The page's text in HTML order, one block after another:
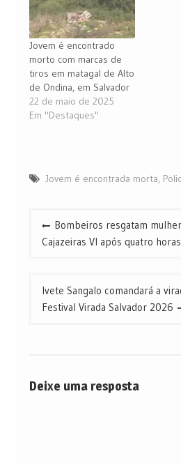
Jovem é encontrado
morto com marcas de
tiros em matagal de Alto
de Ondina, em Salvador
22 de maio de 2025
Em "Destaques"
Jovem é encontrada morta,
Navegação
de
Bombeiros resgatam
Cajazeiras VI após quatro
Ivete Sangalo comandará a
Festival Virada Salvador 2026
Deixe uma resposta